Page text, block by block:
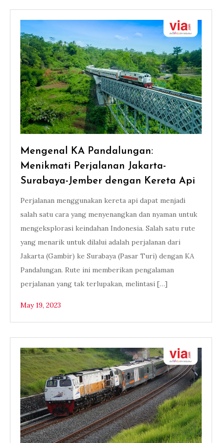
Mengenal KA Pandalungan:
Menikmati Perjalanan Jakarta-
Surabaya-Jember dengan Kereta Api
Perjalanan menggunakan kereta api dapat menjadi
salah satu cara yang menyenangkan dan nyaman untuk
mengeksplorasi keindahan Indonesia. Salah satu rute
yang menarik untuk dilalui adalah perjalanan dari
Jakarta (Gambir) ke Surabaya (Pasar Turi) dengan KA
Pandalungan. Rute ini memberikan pengalaman
perjalanan yang tak terlupakan, melintasi […]
May 19, 2023